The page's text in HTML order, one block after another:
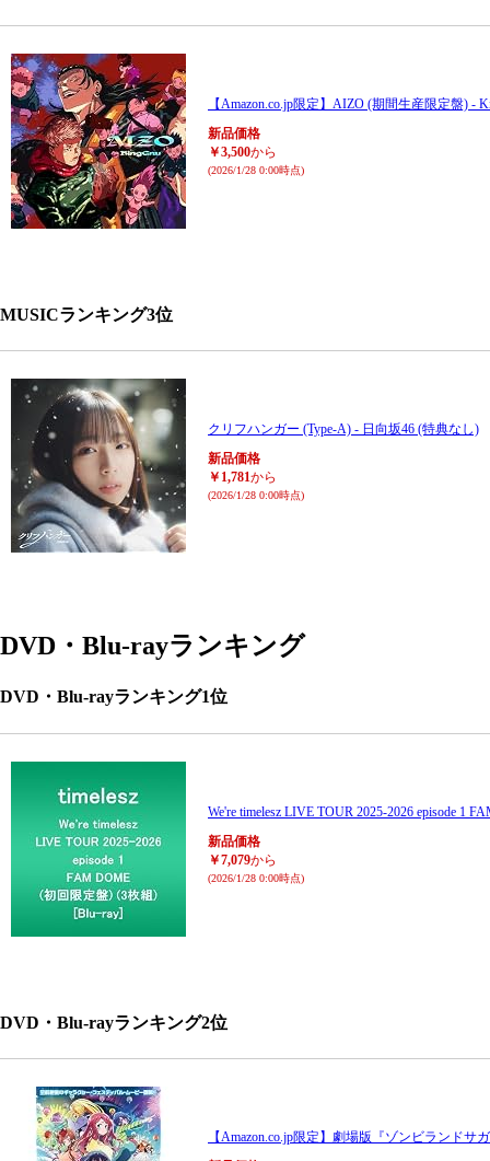
【Amazon.co.jp限定】AIZO (期間生産限定盤) -
新品価格
￥3,500から
(2026/1/28 0:00時点)
MUSICランキング3位
クリフハンガー (Type-A) - 日向坂46 (特典なし)
新品価格
￥1,781から
(2026/1/28 0:00時点)
DVD・Blu-rayランキング
DVD・Blu-rayランキング1位
We're timelesz LIVE TOUR 2025-2026 episode 1
新品価格
￥7,079から
(2026/1/28 0:00時点)
DVD・Blu-rayランキング2位
【Amazon.co.jp限定】劇場版『ゾンビランド